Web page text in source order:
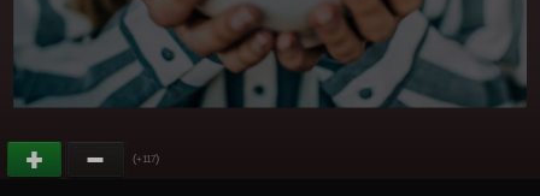
(+117)